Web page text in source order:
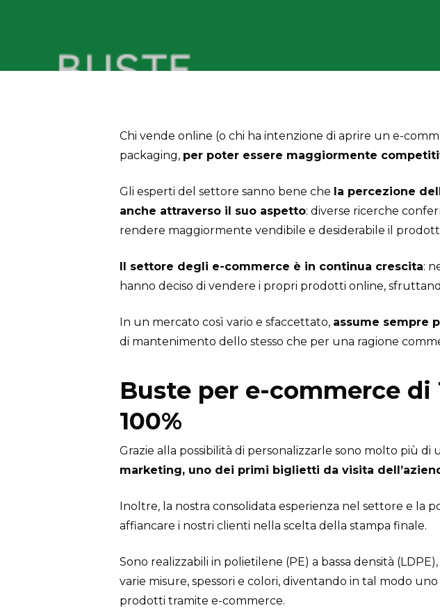
Chi vende online (o chi ha intenzione di aprire un e-
packaging, per poter essere maggiormente
Gli esperti del settore sanno bene che la percezione
anche attraverso il suo aspetto: diverse ricerche
rendere maggiormente vendibile e desiderabile il
Il settore degli e-commerce è in continua crescita:
hanno deciso di vendere i propri prodotti online,
In un mercato così vario e sfaccettato, assume sempre
di mantenimento dello stesso che per una ragione
Buste per e-commerce
100%
Grazie alla possibilità di personalizzarle sono molto più di
marketing, uno dei primi biglietti da visita
Inoltre, la nostra consolidata esperienza nel settore e la
affiancare i nostri clienti nella scelta della stampa finale.
Sono realizzabili in polietilene (PE) a bassa densità
varie misure, spessori e colori, diventando in tal modo
prodotti tramite e-commerce.